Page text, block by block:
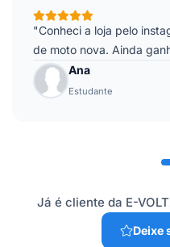
"Conheci a loja pelo
de moto nova. Ainda
Ana
Estudante
Já é cliente da E-
Deixe